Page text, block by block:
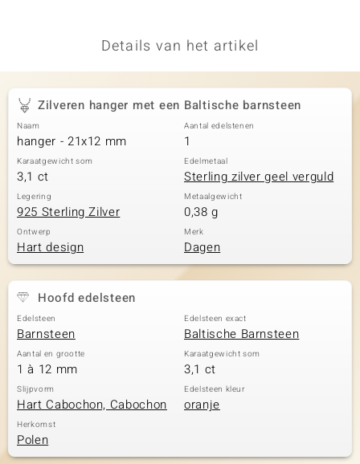
Details van het artikel
Zilveren hanger met een Baltische barnsteen
Naam
hanger - 21x12 mm
Aantal edelstenen
1
Karaatgewicht som
3,1 ct
Edelmetaal
Sterling zilver geel verguld
Legering
925 Sterling Zilver
Metaalgewicht
0,38 g
Ontwerp
Hart design
Merk
Dagen
Hoofd edelsteen
Edelsteen
Barnsteen
Edelsteen exact
Baltische Barnsteen
Aantal en grootte
1 à 12 mm
Karaatgewicht som
3,1 ct
Slijpvorm
Hart Cabochon, Cabochon
Edelsteen kleur
oranje
Herkomst
Polen